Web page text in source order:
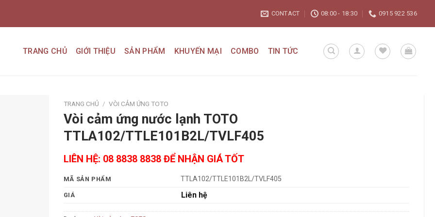
CONTACT 08:00 - 18:30 0915 922 536
TRANG CHỦ GIỚI THIỆU SẢN PHẨM KHUYẾN MẠI COMBO TIN TỨC
TRANG CHỦ / VÒI CẢM ỨNG TOTO
Vòi cảm ứng nước lạnh TOTO
TTLA102/TTLE101B2L/TVLF405
LIÊN HỆ: 08 8838 8838 ĐỂ NHẬN GIÁ TỐT
MÃ SẢN PHẨM TTLA102/TTLE101B2L/TVLF405
GIÁ Liên hệ